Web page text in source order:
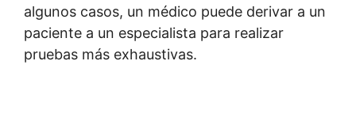
algunos casos, un médico puede derivar a un
paciente a un especialista para realizar
pruebas más exhaustivas.